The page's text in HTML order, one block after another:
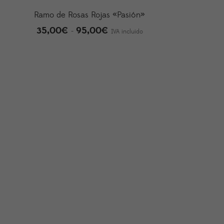
Ramo de Rosas Rojas «Pasión»
35,00€ - 95,00€ Rango
IVA incluido